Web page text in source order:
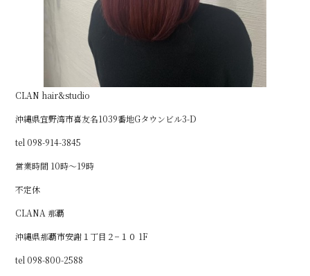
CLAN hair&studio
沖縄県宜野湾市喜友名1039番地Gタウンビル3-D
tel 098-914-3845
営業時間 10時～19時
不定休
CLANA 那覇
沖縄県那覇市安謝１丁目２−１０ 1F
tel 098-800-2588